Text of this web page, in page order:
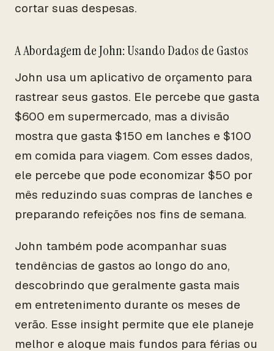
cortar suas despesas.
A Abordagem de John: Usando Dados de Gastos
John usa um aplicativo de orçamento para
rastrear seus gastos. Ele percebe que gasta
$600 em supermercado, mas a divisão
mostra que gasta $150 em lanches e $100
em comida para viagem. Com esses dados,
ele percebe que pode economizar $50 por
mês reduzindo suas compras de lanches e
preparando refeições nos fins de semana.
John também pode acompanhar suas
tendências de gastos ao longo do ano,
descobrindo que geralmente gasta mais
em entretenimento durante os meses de
verão. Esse insight permite que ele planeje
melhor e aloque mais fundos para férias ou